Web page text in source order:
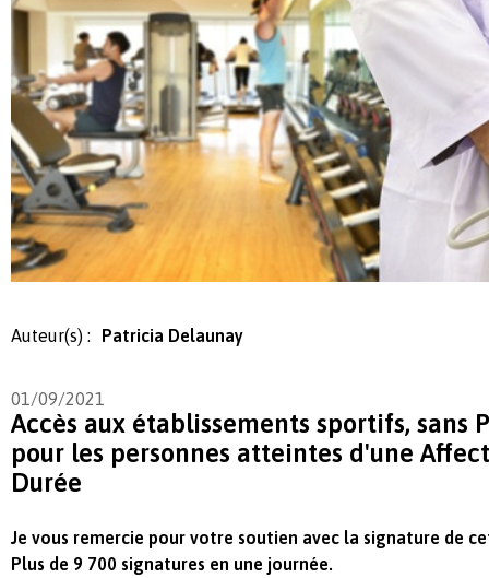
Auteur(s) : Patricia Delaunay
01/09/2021
Accès aux établissements sportifs, sans
pour les personnes atteintes d'une
Durée
Je vous remercie pour votre soutien avec la signature de
Plus de 9 700 signatures en une journée.